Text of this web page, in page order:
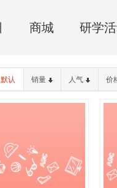
商城 研学
默认 销量 人气 价